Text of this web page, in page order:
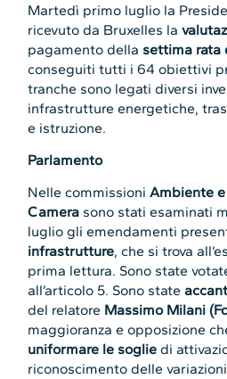
Martedì primo luglio la
ricevuto da Bruxelles la
pagamento della settima rata
conseguiti tutti i 64 obiettivi
tranche sono legati diversi
infrastrutture energetiche,
e istruzione.
Parlamento
Nelle commissioniAmbiente
Camera sono stati esaminati
luglio gli emendamenti
infrastrutture, che si trova
prima lettura. Sono state
all’articolo 5. Sono state
del relatore Massimo Milani
maggioranza e opposizione
uniformare le soglie di
riconoscimento delle